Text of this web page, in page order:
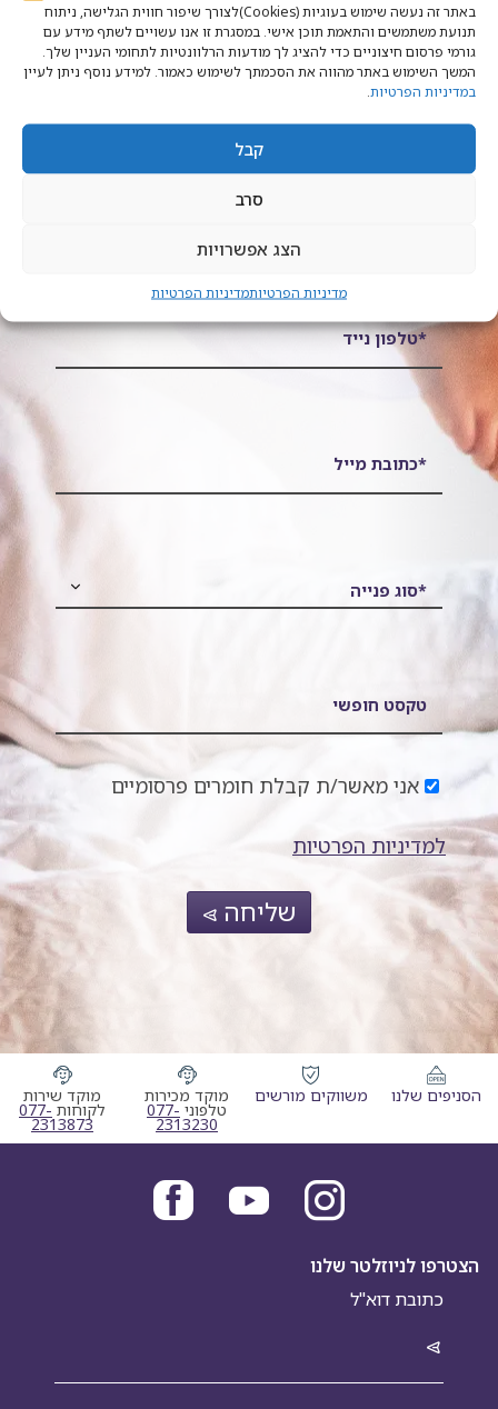
באתר זה נעשה שימוש בעוגיות (Cookies)לצורך שיפור חווית הגלישה, ניתוח
תנועת משתמשים והתאמת תוכן אישי. במסגרת זו אנו עשויים לשתף מידע עם
גורמי פרסום חיצוניים כדי להציג לך מודעות הרלוונטיות לתחומי העניין שלך.
המשך השימוש באתר מהווה את הסכמתך לשימוש כאמור. למידע נוסף ניתן לעיין
במדיניות הפרטיות
קבל
סרב
הצג אפשרויות
מדיניות הפרטיותמדיניות הפרטיות
יש לכם שאלה? נשמח להיות בקשר
*טלפון נייד
*כתובת מייל
*סוג פנייה
טקסט חופשי
אני מאשר/ת קבלת חומרים פרסומיים
למדיניות הפרטיות
שליחה
הסניפים שלנו משווקים מורשים מוקד מכירות
טלפוני מוקד מכירות טלפוני
077-
2313230
מוקד שירות
לקוחות מוקד
077-
2313873
הצטרפו לניוזלטר שלנו